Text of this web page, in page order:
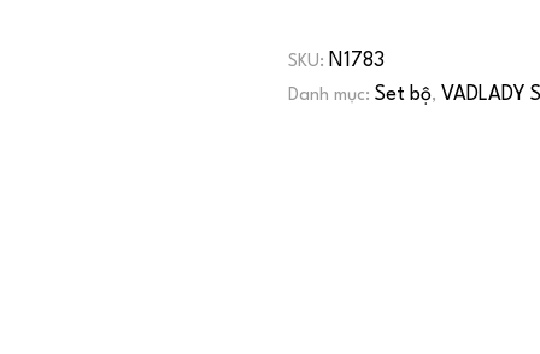
SKU: N1783
Danh mục: Set bộ, VADLADY